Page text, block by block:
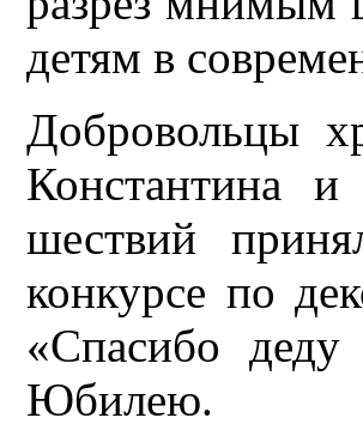
детям в
Добровольцы
Константина
шествий
конкурсе по
«Спасибо
Юбилею.